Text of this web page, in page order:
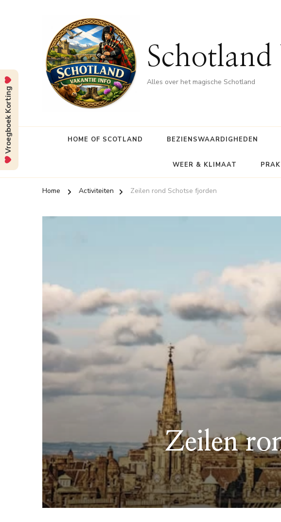
Alles over het magische Schotland
HOME OF SCOTLAND BEZIENSWAARDIGHEDEN
WEER & KLIMAAT
Home Activiteiten Zeilen rond Schotse fjorden
Zeilen
Vroegboek Korting